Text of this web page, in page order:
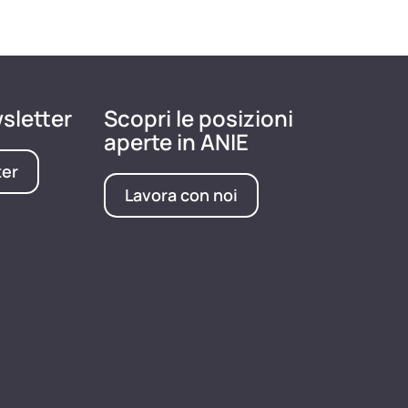
Scopri le posizioni
aperte in ANIE
Lavora con noi